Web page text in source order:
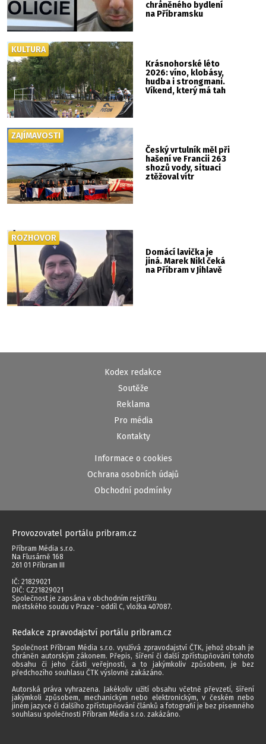
chráněného bydlení
na Příbramsku
Krásnohorské léto
2026: víno, klobásy,
hudba i strongmani.
Víkend, který má tah
KULTURA
Český vrtulník měl při
hašení ve Francii 263
shozů vody, situaci
ztěžoval vítr
ZAJÍMAVOSTI
Domácí lavička je
jiná. Marek Nikl čeká
na Příbram v Jihlavě
ROZHOVOR
Kodex redakce
Soutěže
Reklama
Pro média
Kontakty
Informace o cookies
Ochrana osobních údajů
Obchodní podmínky
Provozovatel portálu pribram.cz
Příbram Média s.r.o.
Na Flusárně 168
261 01 Příbram III
IČ: 21829021
DIČ: CZ21829021
Společnost je zapsána v obchodním rejstříku
městského soudu v Praze - oddíl C, vložka 407087.
Redakce zpravodajství portálu pribram.cz
Společnost Příbram Média s.r.o. využívá zpravodajství ČTK, jehož obsah je
chráněn autorským zákonem. Přepis, šíření či další zpřístupňování tohoto
obsahu či jeho části veřejnosti, a to jakýmkoliv způsobem, je bez
předchozího souhlasu ČTK výslovně zakázáno.
Autorská práva vyhrazena. Jakékoliv užití obsahu včetně převzetí, šíření
jakýmkoli způsobem, mechanickým nebo elektronickým, v českém nebo
jiném jazyce či dalšího zpřístupňování článků a fotografií je bez písemného
souhlasu společnosti Příbram Média s.r.o. zakázáno.